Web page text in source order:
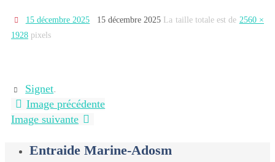
15 décembre 2025 15 décembre 2025 La taille totale est de 2560 ×
1928 pixels
Signet.
Image précédente
Image suivante
Entraide Marine-Adosm